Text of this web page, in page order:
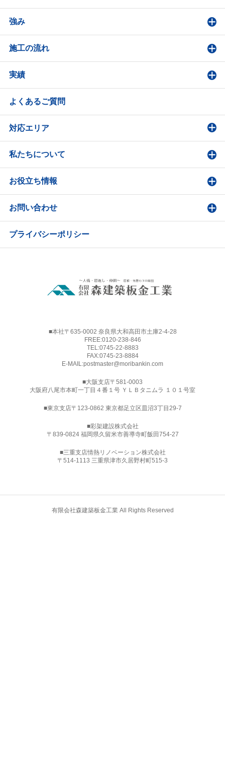
強み
施工の流れ
実績
よくあるご質問
対応エリア
私たちについて
お役立ち情報
お問い合わせ
プライバシーポリシー
■本社〒635-0002 奈良県大和高田市土庫2-4-28
FREE:0120-238-846
TEL:0745-22-8883
FAX:0745-23-8884
E-MAIL:postmaster@moribankin.com
■大阪支店〒581-0003
大阪府八尾市本町一丁目４番１号 ＹＬＢタニムラ １０１号室
■東京支店〒123-0862 東京都足立区皿沼3丁目29-7
■彩架建設株式会社
〒839-0824 福岡県久留米市善導寺町飯田754-27
■三重支店情熱リノベーション株式会社
〒514-1113 三重県津市久居野村町515-3
有限会社森建築板金工業 All Rights Reserved